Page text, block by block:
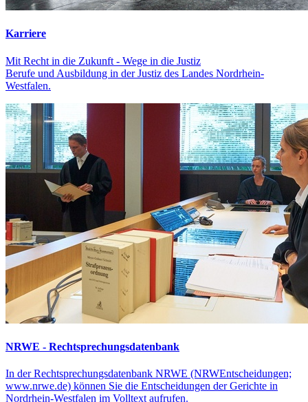
Karriere
Mit Recht in die Zukunft - Wege in die Justiz
Berufe und Ausbildung in der Justiz des Landes Nordrhein-
Westfalen.
NRWE - Rechtsprechungs­datenbank
In der Rechtsprechungsdatenbank NRWE (NRWEntscheidungen;
www.nrwe.de) können Sie die Entscheidungen der Gerichte in
Nordrhein-Westfalen im Volltext aufrufen.